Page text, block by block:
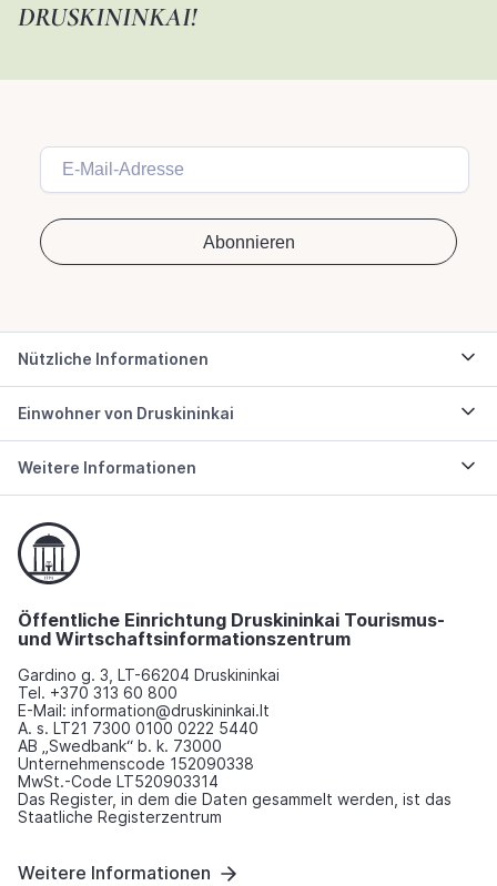
RUSKININKAI!
Nützliche Informationen
Einwohner von Druskininkai
Weitere Informationen
Öffentliche Einrichtung Druskininkai Tourismus-
und Wirtschaftsinformationszentrum
Gardino g. 3, LT-66204 Druskininkai
Tel. +370 313 60 800
E-Mail: information@druskininkai.lt
A. s. LT21 7300 0100 0222 5440
AB „Swedbank“ b. k. 73000
Unternehmenscode 152090338
MwSt.-Code LT520903314
Das Register, in dem die Daten gesammelt werden, ist das
Staatliche Registerzentrum
Weitere Informationen